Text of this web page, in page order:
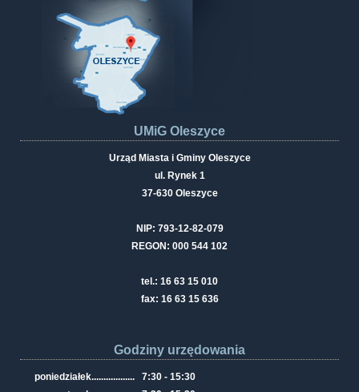
UMiG Oleszyce
Urząd Miasta i Gminy Oleszyce
ul. Rynek 1
37-630 Oleszyce
NIP: 793-12-82-079
REGON: 000 544 102
tel.: 16 63 15 010
fax: 16 63 15 636
Godziny urzędowania
poniedziałek..................
7:30 - 15:30